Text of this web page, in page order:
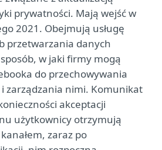
prywatności. Mają wejść w
2021. Obejmują usługę
przetwarzania danych
w jaki firmy mogą
do przechowywania
zarządzania nimi. Komunikat
akceptacji
użytkownicy otrzymują
zaraz po